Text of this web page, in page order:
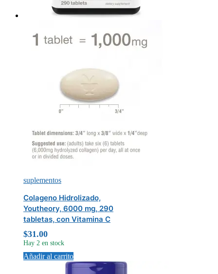
suplementos
Colageno Hidrolizado,
Youtheory, 6000 mg, 290
tabletas, con Vitamina C
$31.00
Hay 2 en stock
Añadir al carrito